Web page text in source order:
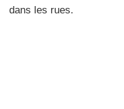
dans les rues.